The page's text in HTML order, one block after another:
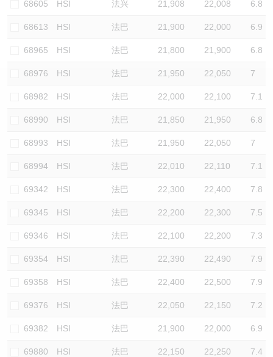
68605 HSI 法兴 21,908 22,008 6.8
68613 HSI 法巴 21,900 22,000 6.9
68965 HSI 法巴 21,800 21,900 6.8
68976 HSI 法巴 21,950 22,050 7
68982 HSI 法巴 22,000 22,100 7.1
68990 HSI 法巴 21,850 21,950 6.8
68993 HSI 法巴 21,950 22,050 7
68994 HSI 法巴 22,010 22,110 7.1
69342 HSI 法巴 22,300 22,400 7.8
69345 HSI 法巴 22,200 22,300 7.5
69346 HSI 法巴 22,100 22,200 7.3
69354 HSI 法巴 22,390 22,490 7.9
69358 HSI 法巴 22,400 22,500 7.9
69376 HSI 法巴 22,050 22,150 7.2
69382 HSI 法巴 21,900 22,000 6.9
69880 HSI 法巴 22,150 22,250 7.4
认股证/牛熊证日志
认股证文件及公告
牛熊证到期结算价查找
牛熊证分析仪
牛熊证文件及公告
牛熊证文件及公告 (瑞信)
中资ETFs溢价比较
AH 股价对照
ADR
收市竞价变化